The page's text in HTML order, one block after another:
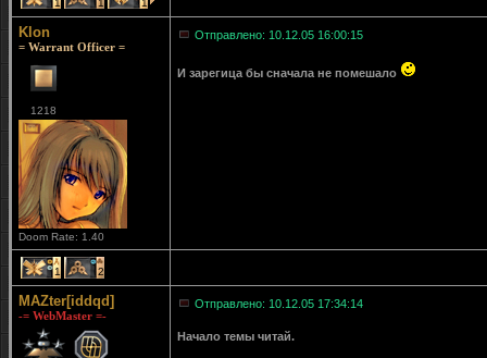
1 1 1
Klon
= Warrant Officer =
1218
Doom Rate: 1.40
Отправлено: 10.12.05 16:00:15
И зарегица бы сначала не помешало
1 2
MAZter[iddqd]
-= WebMaster =-
Отправлено: 10.12.05 17:34:14
Начало темы читай.